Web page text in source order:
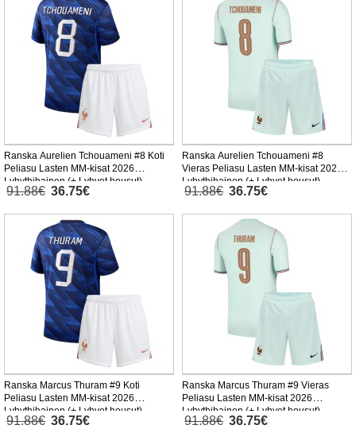
Ranska Aurelien Tchouameni #8 Koti
Peliasu Lasten MM-kisat 2026
Lyhythihainen (+ Lyhyet housut)
91.88€ 36.75€
Ranska Aurelien Tchouameni #8
Vieras Peliasu Lasten MM-kisat 2026
Lyhythihainen (+ Lyhyet housut)
91.88€ 36.75€
Ranska Marcus Thuram #9 Koti
Peliasu Lasten MM-kisat 2026
Lyhythihainen (+ Lyhyet housut)
91.88€ 36.75€
Ranska Marcus Thuram #9 Vieras
Peliasu Lasten MM-kisat 2026
Lyhythihainen (+ Lyhyet housut)
91.88€ 36.75€